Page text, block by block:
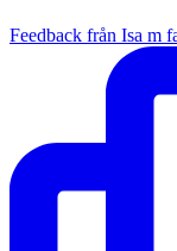
Feedback från Isa m